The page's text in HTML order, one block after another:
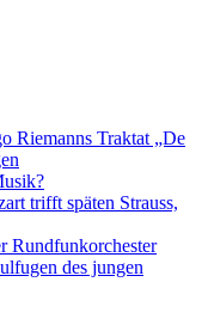
Riemanns Traktat „De
trifft späten Strauss,
Rundfunkorchester
des jungen